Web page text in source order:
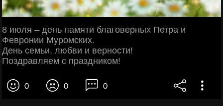
8 июля – день памяти благоверных Петра и
Февронии Муромских.
День семьи, любви и верности!
Поздравляем с праздником!
0 0 0